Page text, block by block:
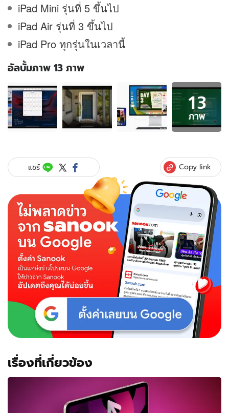
iPad Mini รุ่นที่ 5 ขึ้นไป
iPad Air รุ่นที่ 3 ขึ้นไป
iPad Pro ทุกรุ่นในเวลานี้
อัลบั้มภาพ 13 ภาพ
อัลบั้ม
ภาพ
13
ภาพ
ของ
ปล่อย
iPadOS
ใน
วัน
ตุลาคม
และ
พร้อม
iOS
ด้วย
13
ภาพ
แชร์ Copy link
เรื่องที่เกี่ยวข้อง